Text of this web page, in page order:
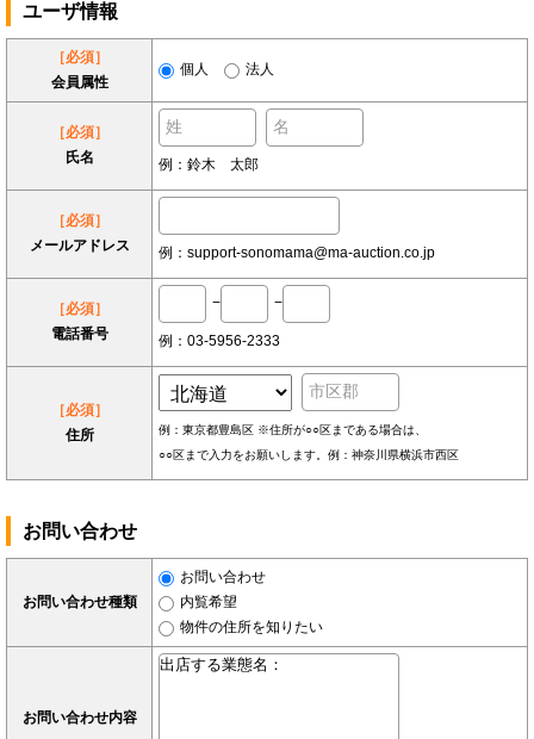
ユーザ情報
［必須］
会員属性
個人 法人
［必須］
氏名
例：鈴木 太郎
［必須］
メールアドレス
例：support-sonomama@ma-auction.co.jp
［必須］
電話番号
− −
例：03-5956-2333
［必須］
住所
例：東京都豊島区 ※住所が○○区まである場合は、
○○区まで入力をお願いします。例：神奈川県横浜市西区
お問い合わせ
お問い合わせ種類
お問い合わせ
内覧希望
物件の住所を知りたい
お問い合わせ内容